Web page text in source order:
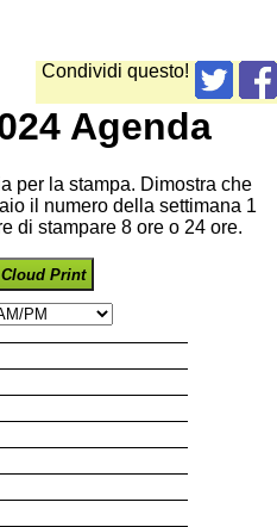
Condividi questo!
Agenda
per la stampa. Dimostra che
il numero della settimana 1
di stampare 8 ore o 24 ore.
Print